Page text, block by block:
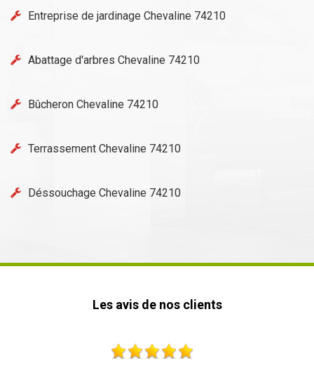
Entreprise de jardinage Chevaline 74210
Abattage d'arbres Chevaline 74210
Bûcheron Chevaline 74210
Terrassement Chevaline 74210
Déssouchage Chevaline 74210
Les avis de nos clients